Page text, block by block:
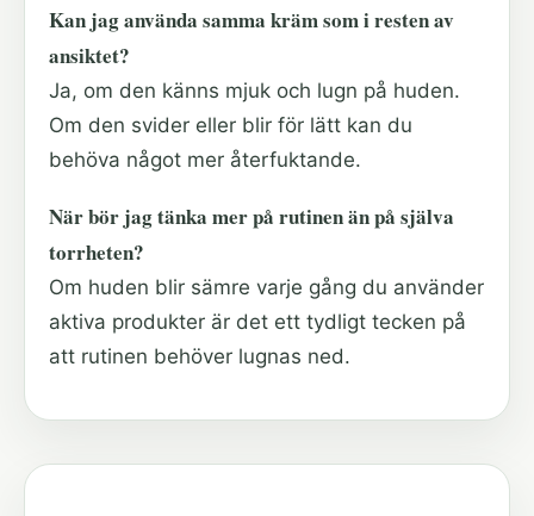
Kan jag använda samma kräm som i resten av
ansiktet?
Ja, om den känns mjuk och lugn på huden.
Om den svider eller blir för lätt kan du
behöva något mer återfuktande.
När bör jag tänka mer på rutinen än på själva
torrheten?
Om huden blir sämre varje gång du använder
aktiva produkter är det ett tydligt tecken på
att rutinen behöver lugnas ned.